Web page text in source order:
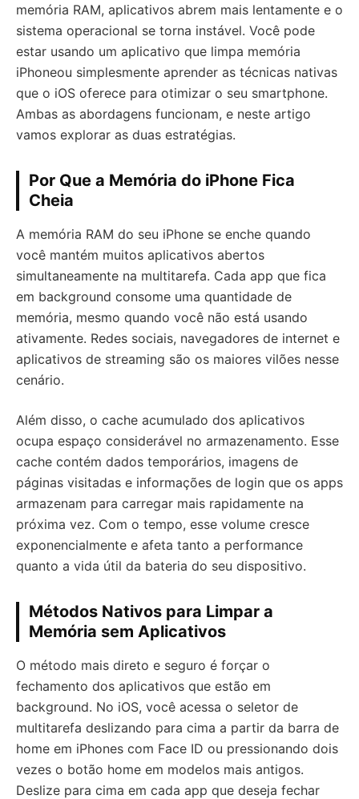
memória RAM, aplicativos abrem mais lentamente e o
sistema operacional se torna instável. Você pode
estar usando um aplicativo que limpa memória
iPhoneou simplesmente aprender as técnicas nativas
que o iOS oferece para otimizar o seu smartphone.
Ambas as abordagens funcionam, e neste artigo
vamos explorar as duas estratégias.
Por Que a Memória do iPhone Fica
Cheia
A memória RAM do seu iPhone se enche quando
você mantém muitos aplicativos abertos
simultaneamente na multitarefa. Cada app que fica
em background consome uma quantidade de
memória, mesmo quando você não está usando
ativamente. Redes sociais, navegadores de internet e
aplicativos de streaming são os maiores vilões nesse
cenário.
Além disso, o cache acumulado dos aplicativos
ocupa espaço considerável no armazenamento. Esse
cache contém dados temporários, imagens de
páginas visitadas e informações de login que os apps
armazenam para carregar mais rapidamente na
próxima vez. Com o tempo, esse volume cresce
exponencialmente e afeta tanto a performance
quanto a vida útil da bateria do seu dispositivo.
Métodos Nativos para Limpar a
Memória sem Aplicativos
O método mais direto e seguro é forçar o
fechamento dos aplicativos que estão em
background. No iOS, você acessa o seletor de
multitarefa deslizando para cima a partir da barra de
home em iPhones com Face ID ou pressionando dois
vezes o botão home em modelos mais antigos.
Deslize para cima em cada app que deseja fechar